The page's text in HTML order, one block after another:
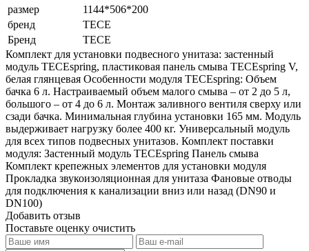
размер
1144*506*200
бренд
TECE
Бренд
TECE
Комплект для установки подвесного унитаза: застенный
модуль TECEspring, пластиковая панель смыва TECEspring V,
белая глянцевая Особенности модуля TECEspring: Объем
бачка 6 л. Настраиваемый объем малого смыва – от 2 до 5 л,
большого – от 4 до 6 л. Монтаж заливного вентиля сверху или
сзади бачка. Минимальная глубина установки 165 мм. Модуль
выдерживает нагрузку более 400 кг. Универсальный модуль
для всех типов подвесных унитазов. Комплект поставки
модуля: Застенный модуль TECEspring Панель смыва
Комплект крепежных элементов для установки модуля
Прокладка звукоизоляционная для унитаза Фановые отводы
для подключения к канализации вниз или назад (DN90 и
DN100)
Добавить отзыв
Поставьте оценку очистить